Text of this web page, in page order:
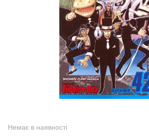
Немає в наявності